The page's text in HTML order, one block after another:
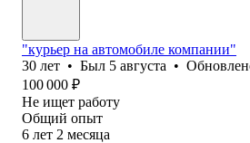
"курьер на автомобиле компании"
30 лет • Был 5 августа •
100 000 ₽
Не ищет работу
Общий опыт
6 лет 2 месяца